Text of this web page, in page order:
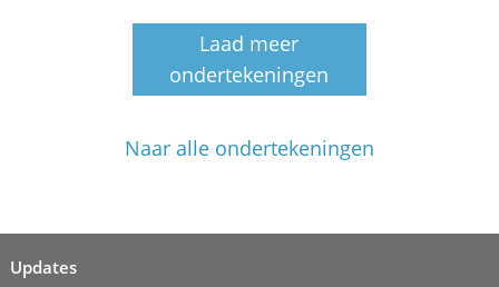
Laad meer
ondertekeningen
Naar alle ondertekeningen
Updates